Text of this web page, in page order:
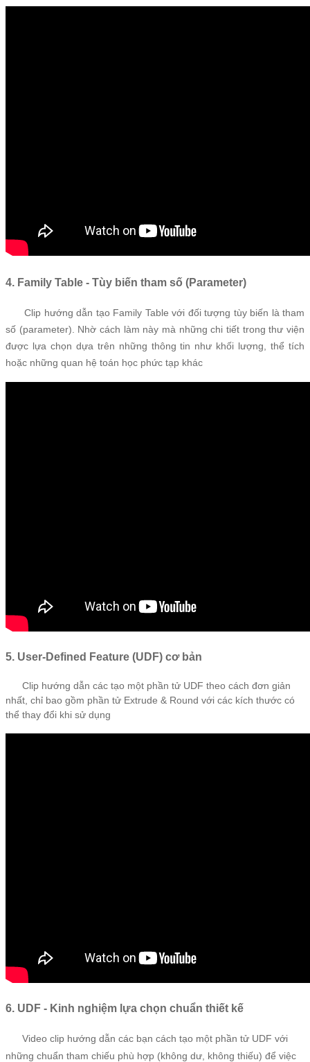
4. Family Table - Tùy biến tham số (Parameter)
Clip hướng dẫn tạo Family Table với đối tượng tùy biến là tham
số (parameter). Nhờ cách làm này mà những chi tiết trong thư viện
được lựa chọn dựa trên những thông tin như khối lượng, thể tích
hoặc những quan hệ toán học phức tạp khác
5. User-Defined Feature (UDF) cơ bản
Clip hướng dẫn các tạo một phần tử UDF theo cách đơn giản
nhất, chỉ bao gồm phần tử Extrude & Round với các kích thước có
thể thay đổi khi sử dụng
6. UDF - Kinh nghiệm lựa chọn chuẩn thiết kế
Video clip hướng dẫn các bạn cách tạo một phần tử UDF với
những chuẩn tham chiếu phù hợp (không dư, không thiếu) để việc